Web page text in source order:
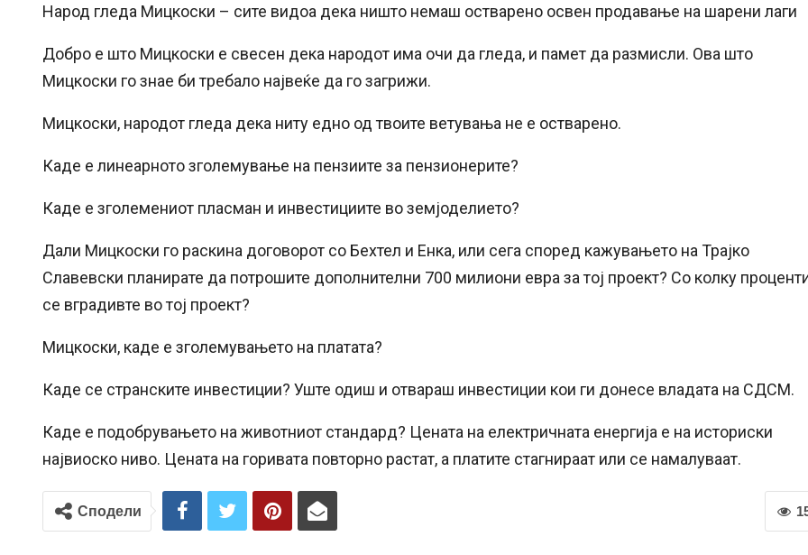
Народ гледа Мицкоски – сите видоа дека ништо немаш остварено освен продавање на шарени лаги
Добро е што Мицкоски е свесен дека народот има очи да гледа, и памет да размисли. Ова што
Мицкоски го знае би требало највеќе да го загрижи.
Мицкоски, народот гледа дека ниту едно од твоите ветувања не е остварено.
Каде е линеарното зголемување на пензиите за пензионерите?
Каде е зголемениот пласман и инвестициите во земјоделието?
Дали Мицкоски го раскина договорот со Бехтел и Енка, или сега според кажувањето на Трајко
Славевски планирате да потрошите дополнителни 700 милиони евра за тој проект? Со колку
се вградивте во тој проект?
Мицкоски, каде е зголемувањето на платата?
Каде се странските инвестиции? Уште одиш и отвараш инвестиции кои ги донесе владата на СДСМ.
Каде е подобрувањето на животниот стандард? Цената на електричната енергија е на историски
највиоско ниво. Цената на горивата повторно растат, а платите стагнираат или се намалуваат.
Сподели